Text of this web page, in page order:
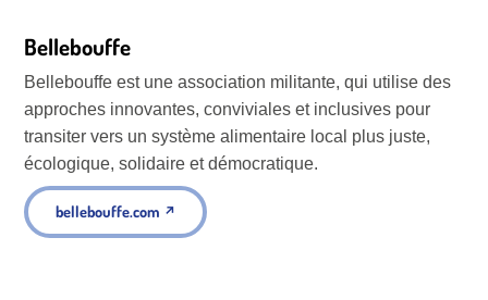
Bellebouffe
Bellebouffe est une association militante, qui utilise des
approches innovantes, conviviales et inclusives pour
transiter vers un système alimentaire local plus juste,
écologique, solidaire et démocratique.
bellebouffe.com ↗